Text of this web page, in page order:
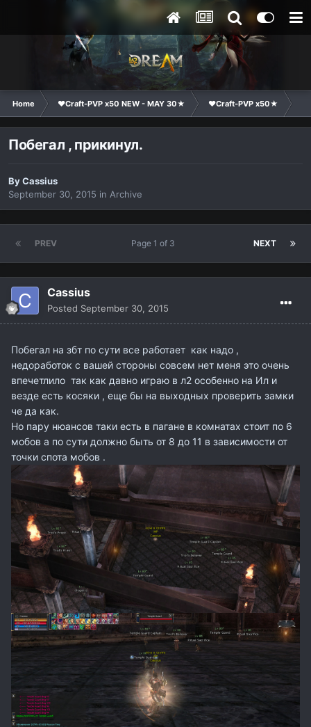
Home ❤Craft-PVP x50 NEW - MAY 30★ ❤Craft-PVP x50★
Побегал , прикинул.
ByCassius
September 30, 2015 in Archive
PREV NEXT
Page 1 of 3
Cassius
Posted September 30, 2015
Побегал на збт по сути все работает как надо ,
недоработок с вашей стороны совсем нет меня это очень
впечетлило так как давно играю в л2 особенно на Ил и
везде есть косяки , еще бы на выходных проверить замки
че да как.
Но пару нюансов таки есть в пагане в комнатах стоит по 6
мобов а по сути должно быть от 8 до 11 в зависимости от
точки спота мобов .